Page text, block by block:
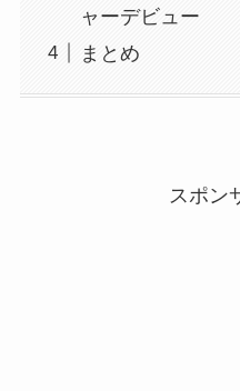
ャーデビュー
まとめ
スポン